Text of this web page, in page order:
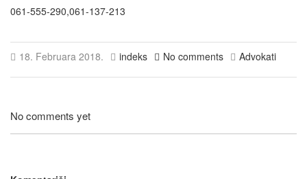
061-555-290,061-137-213
18. Februara 2018. indeks No comments Advokati
No comments yet